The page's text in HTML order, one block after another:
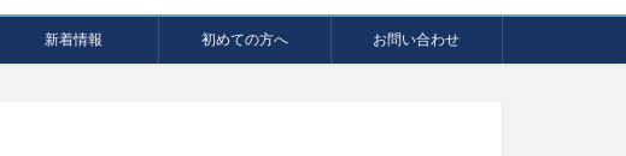
新着情報 初めての方へ お問い合わせ